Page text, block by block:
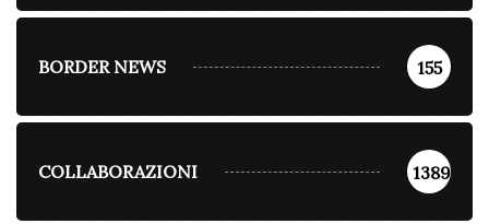
BORDER NEWS 155
COLLABORAZIONI 1389